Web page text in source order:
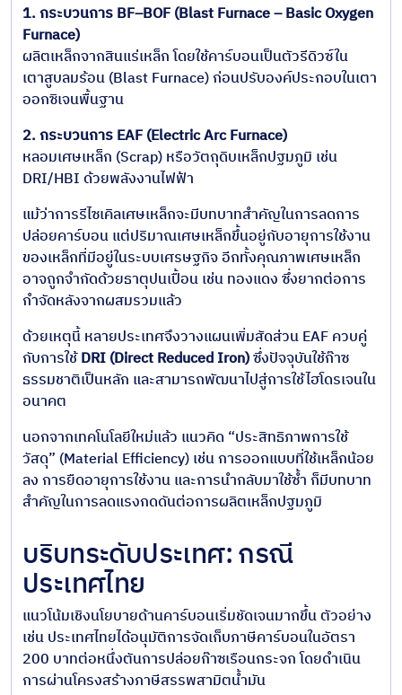
1. กระบวนการ BF–BOF (Blast Furnace – Basic Oxygen
Furnace)
ผลิตเหล็กจากสินแร่เหล็ก โดยใช้คาร์บอนเป็นตัวรีดิวซ์ใน
เตาสูบลมร้อน (Blast Furnace) ก่อนปรับองค์ประกอบในเตา
ออกซิเจนพื้นฐาน
2. กระบวนการ EAF (Electric Arc Furnace)
หลอมเศษเหล็ก (Scrap) หรือวัตถุดิบเหล็กปฐมภูมิ เช่น
DRI/HBI ด้วยพลังงานไฟฟ้า
แม้ว่าการรีไซเคิลเศษเหล็กจะมีบทบาทสำคัญในการลดการ
ปล่อยคาร์บอน แต่ปริมาณเศษเหล็กขึ้นอยู่กับอายุการใช้งาน
ของเหล็กที่มีอยู่ในระบบเศรษฐกิจ อีกทั้งคุณภาพเศษเหล็ก
อาจถูกจำกัดด้วยธาตุปนเปื้อน เช่น ทองแดง ซึ่งยากต่อการ
กำจัดหลังจากผสมรวมแล้ว
ด้วยเหตุนี้ หลายประเทศจึงวางแผนเพิ่มสัดส่วน EAF ควบคู่
กับการใช้DRI (Direct Reduced Iron)ซึ่งปัจจุบันใช้ก๊าซ
ธรรมชาติเป็นหลัก และสามารถพัฒนาไปสู่การใช้ไฮโดรเจนใน
อนาคต
นอกจากเทคโนโลยีใหม่แล้ว แนวคิด “ประสิทธิภาพการใช้
วัสดุ” (Material Efficiency) เช่น การออกแบบที่ใช้เหล็กน้อย
ลง การยืดอายุการใช้งาน และการนำกลับมาใช้ซ้ำ ก็มีบทบาท
สำคัญในการลดแรงกดดันต่อการผลิตเหล็กปฐมภูมิ
บริบทระดับประเทศ: กรณี
ประเทศไทย
แนวโน้มเชิงนโยบายด้านคาร์บอนเริ่มชัดเจนมากขึ้น ตัวอย่าง
เช่น ประเทศไทยได้อนุมัติการจัดเก็บภาษีคาร์บอนในอัตรา
200 บาทต่อหนึ่งตันการปล่อยก๊าซเรือนกระจก โดยดำเนิน
การผ่านโครงสร้างภาษีสรรพสามิตน้ำมัน